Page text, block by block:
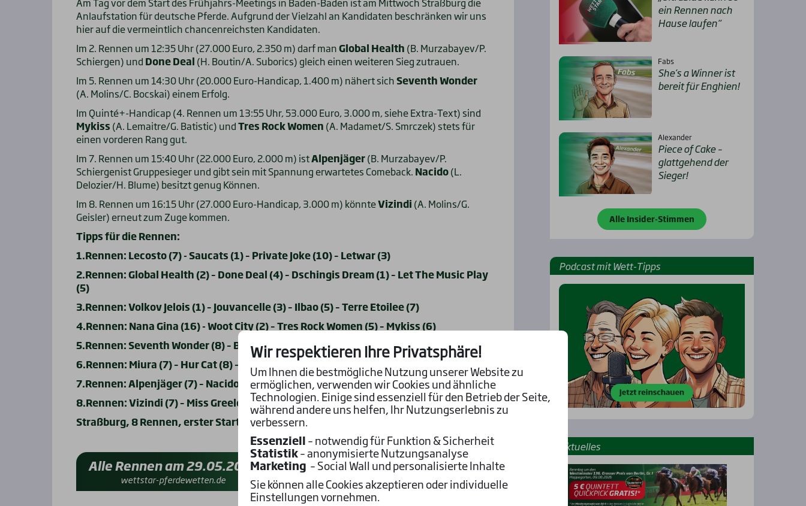
Anlaufstation für deutsche Pferde. Aufgrund der Vielzahl an Kandidaten beschränken wir uns
hier auf die vermeintlich chancenreichsten Kandidaten.
Im 2. Rennen um 12:35 Uhr (27.000 Euro, 2.350 m) darf manGlobal Health (B. Murzabayev/P.
Schiergen) und Done Deal (H. Boutin/A. Suborics) gleich einen weiteren Sieg zutrauen.
Im 5. Rennen um 14:30 Uhr (20.000 Euro-Handicap, 1.400 m) nähert sichSeventh Wonder
(A. Molins/C. Bocskai) einem Erfolg.
Im Quinté+-Handicap (4. Rennen um 13:55 Uhr, 53.000 Euro, 3.000 m, siehe Extra-Text) sind
Mykiss (A. Lemaitre/G. Batistic) undTres Rock Women (A. Madamet/S. Smrczek) stets für
einen vorderen Rang gut.
Im 7. Rennen um 15:40 Uhr (22.000 Euro, 2.000 m) istAlpenjäger(B. Murzabayev/P.
Schiergenist Gruppesieger und gibt sein mit Spannung erwartetes Comeback. Nacido(L.
Delozier/H. Blume) besitzt genug Können.
Im 8. Rennen um 16:15 Uhr (27.000 Euro-Handicap, 3.000 m) könnteVizindi (A. Molins/G.
Geisler) erneut zum Zuge kommen.
Tipps für die Rennen:
1.Rennen: Lecosto (7) - Saucats (1) – Private Joke (10) – Letwar (3)
2.Rennen: Global Health (2) – Done Deal (4) – Dschingis Dream (1) – Let The Music Play
(5)
3.Rennen: Volkov Jelois (1) – Jouvancelle (3) – Ilbao (5) – Terre Etoilee (7)
4.Rennen: Nana Gina (16) - Woot City (2) – Tres Rock Women (5) – Mykiss (6)
5.Rennen: Seventh Wonder (8) – Bombey (2) – Xaarine (3) – Sommerblitz (4)
6.Rennen: Miura (7) – Hur Cat (8) – So Gold (2) – La Galopine (3)
7.Rennen: Alpenjäger (7) – Nacido (1) – Cassius (2) – Veil Of Shadows (3)
8.Rennen: Vizindi (7) – Miss Greeley (4) – Innis (6) – Kamadeva (9)
Straßburg, 8 Rennen, erster Start 12:00 Uhr!
Alle Rennen am 29.05.2024
wettstar-pferdewetten.de
ein Ren­nen nach
Hau­se lau­fen“
Fabs
She’s a Win­ner ist
bereit für Eng­hien!
Alexander
Pie­ce of Cake –
glatt­ge­hend der
Sie­ger!
Alle Insider-Stimmen
Pod­cast mit Wett-Tipps
Aktu­el­les
Wir respektieren Ihre Privatsphäre!
Um Ihnen die bestmögliche Nutzung unserer Website zu
ermöglichen, verwenden wir Cookies und ähnliche
Technologien. Einige sind essenziell für den Betrieb der Seite,
während andere uns helfen, Ihr Nutzungserlebnis zu
verbessern.
Essenziell– notwendig für Funktion & Sicherheit
Statistik– anonymisierte Nutzungsanalyse
Marketing – Social Wall und personalisierte Inhalte
Sie können alle Cookies akzeptieren oder individuelle
Einstellungen vornehmen.